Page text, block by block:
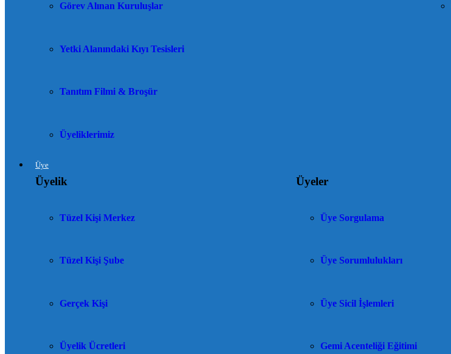
Görev Alınan Kuruluşlar
Yetki Alanındaki Kıyı Tesisleri
Tanıtım Filmi & Broşür
Üyeliklerimiz
Üye
Üyelik
Tüzel Kişi Merkez
Tüzel Kişi Şube
Gerçek Kişi
Üyelik Ücretleri
Üyeler
Üye Sorgulama
Üye Sorumlulukları
Üye Sicil İşlemleri
Gemi Acenteliği Eğitimi